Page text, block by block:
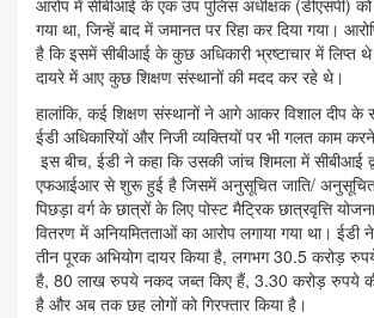
आरोप में सीबीआई के एक उप पुलिस अधीक्षक (डीएसपी) को
गया था, जिन्हें बाद में जमानत पर रिहा कर दिया गया।
है कि इसमें सीबीआई के कुछ अधिकारी भ्रष्टाचार में
दायरे में आए कुछ शिक्षण संस्थानों की मदद कर रहे थे।
हालांकि, कई शिक्षण संस्थानों ने आगे आकर विशाल दीप
ईडी अधिकारियों और निजी व्यक्तियों पर भी गलत काम
इस बीच, ईडी ने कहा कि उसकी जांच शिमला में सीबीआई
एफआईआर से शुरू हुई है जिसमें अनुसूचित जाति/
पिछड़ा वर्ग के छात्रों के लिए पोस्ट मैट्रिक छात्रवृत्ति
वितरण में अनियमितताओं का आरोप लगाया गया था। ईडी
तीन पूरक अभियोग दायर किया है, लगभग 30.5 करोड़
है, 80 लाख रुपये नकद जब्त किए हैं, 3.30 करोड़ रुपये
है और अब तक छह लोगों को गिरफ्तार किया है।